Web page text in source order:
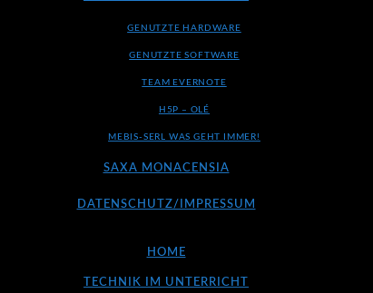
GENUTZTE HARDWARE
GENUTZTE SOFTWARE
TEAM EVERNOTE
H5P – OLÉ
MEBIS-SERL WAS GEHT IMMER!
SAXA MONACENSIA
DATENSCHUTZ/IMPRESSUM
HOME
TECHNIK IM UNTERRICHT